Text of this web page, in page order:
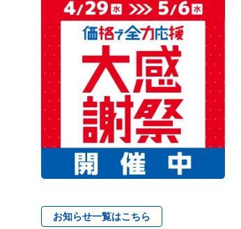
お知らせ一覧はこちら